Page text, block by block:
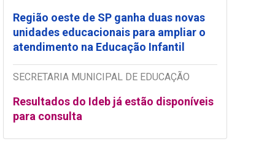
Região oeste de SP ganha duas novas
unidades educacionais para ampliar o
atendimento na Educação Infantil
SECRETARIA MUNICIPAL DE EDUCAÇÃO
Resultados do Ideb já estão disponíveis
para consulta